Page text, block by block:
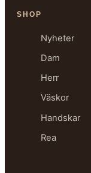
SHOP
Nyheter
Dam
Herr
Väskor
Handskar
Rea